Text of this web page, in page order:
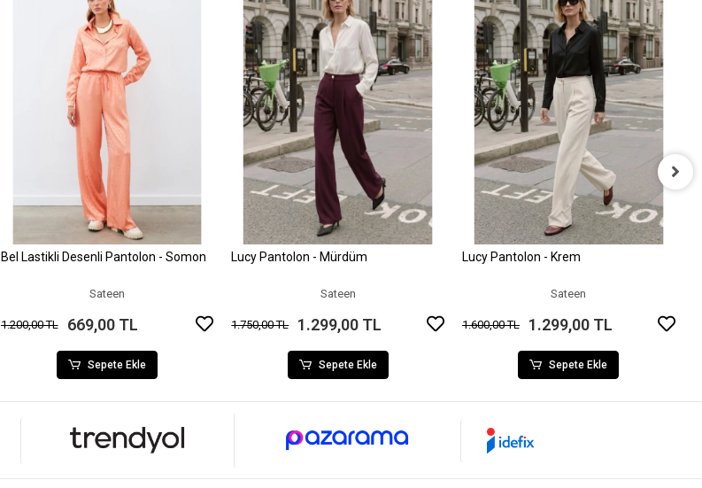
Sepete Ekle
Bel Lastikli Desenli Pantolon - Somon
Sateen
1.200,00 TL 669,00 TL
Sepete Ekle
Sepete Ekle
Lucy Pantolon - Mürdüm
Sateen
1.750,00 TL 1.299,00 TL
Sepete Ekle
Sepete Ekle
Lucy Pantolon - Krem
Sateen
1.600,00 TL 1.299,00 TL
Sepete Ekle